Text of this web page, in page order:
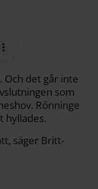
Och det går inte
som
Rönninge
hyllades.
säger Britt-